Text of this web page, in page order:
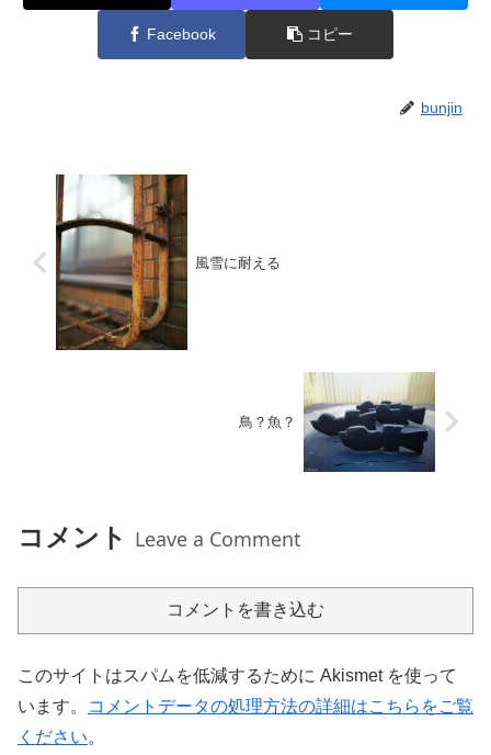
Facebook コピー
bunjin
風雪に耐える
鳥？魚？
コメント Leave a Comment
コメントを書き込む
このサイトはスパムを低減するために Akismet を使って
います。
コメントデータの処理方法の詳細はこちらをご覧
ください。